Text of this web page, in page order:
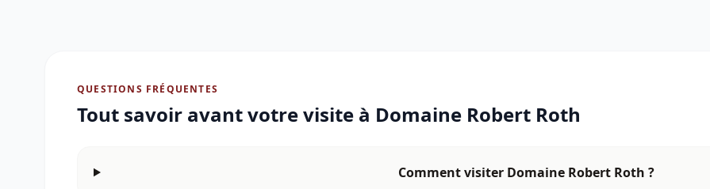
QUESTIONS FRÉQUENTES
Tout savoir avant votre visite à Domaine Robert Roth
Comment visiter Domaine Robert Roth ?